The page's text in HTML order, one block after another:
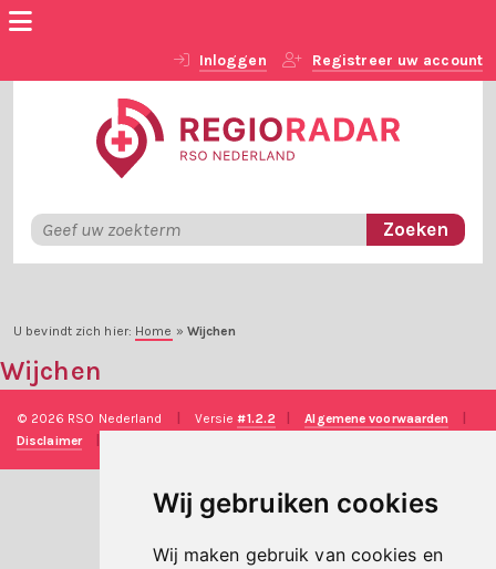
Wij gebruiken cookies
Wij maken gebruik van cookies en
Inloggen Registreer uw account
U bevindt zich hier: Home » Wijchen
Wijchen
© 2026 RSO Nederland Versie#1.2.2 Algemene voorwaarden
Disclaimer